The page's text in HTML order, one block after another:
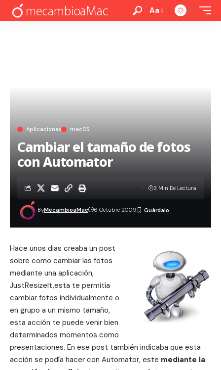
Aa
Aplicaciones macOS
Cambiar el tamaño de fotos
con Automator
ByMecambioaMac 6 Octubre 2009
3 Min De Lectura
Hace unos dias creaba un post
sobre como cambiar las fotos
mediante una aplicación,
JustResizeIt,esta te permitía
cambiar fotos individualmente o
en grupo a un mismo tamaño,
esta acción te puede venir bien
determinados momentos como
presentaciones. En ese post también indicaba que esta
acción se podía hacer con Automator, este mediante la